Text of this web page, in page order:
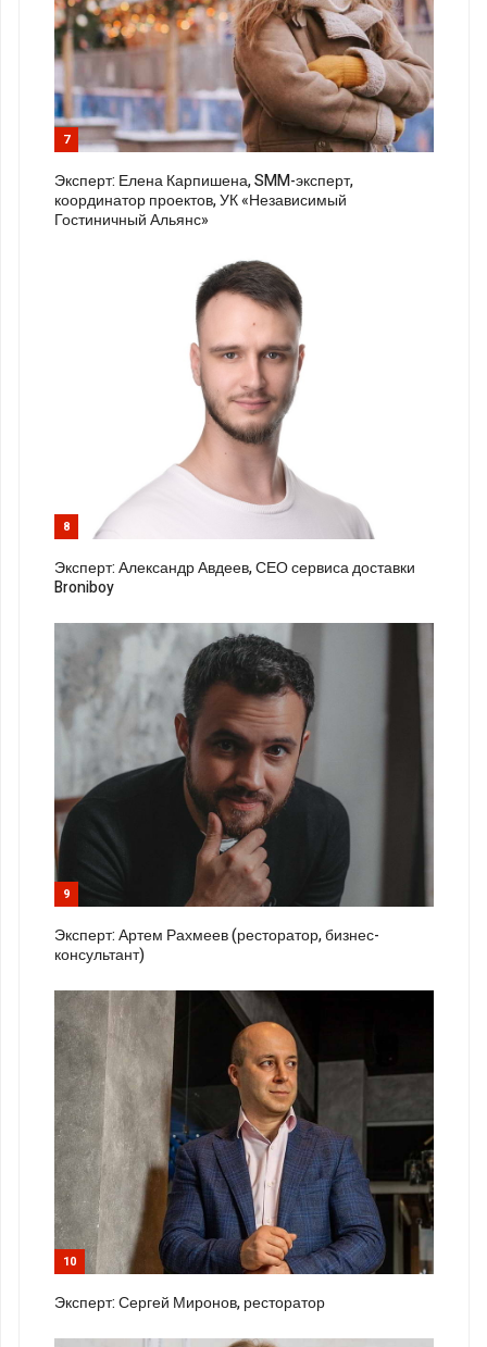
7
Эксперт: Елена Карпишена, SMM-эксперт,
координатор проектов, УК «Независимый
Гостиничный Альянс»
8
Эксперт: Александр Авдеев, СЕО сервиса доставки
Broniboy
9
Эксперт: Артем Рахмеев (ресторатор, бизнес-
консультант)
10
Эксперт: Сергей Миронов, ресторатор